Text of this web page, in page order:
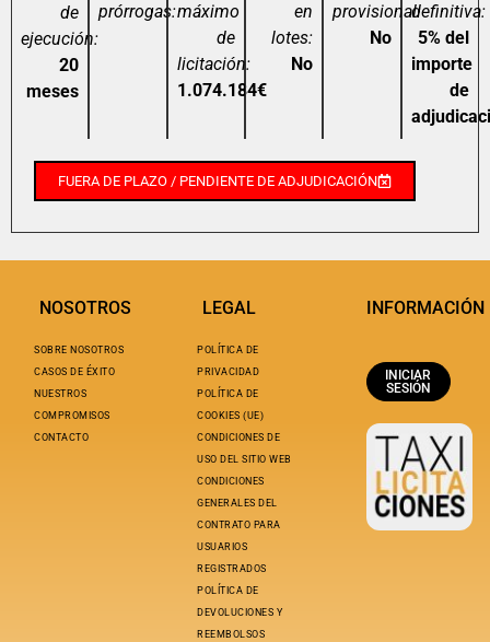
de
ejecución:
20
meses
prórrogas:máximo
de
licitación:
1.074.184€
en
lotes:
No
provisional:
No
definitiva:
5% del
importe
de
FUERA DE PLAZO / PENDIENTE DE ADJUDICACIÓN
NOSOTROS
SOBRE NOSOTROS
CASOS DE ÉXITO
NUESTROS
COMPROMISOS
CONTACTO
LEGAL
POLÍTICA DE
PRIVACIDAD
POLÍTICA DE
COOKIES (UE)
CONDICIONES DE
USO DEL SITIO WEB
CONDICIONES
GENERALES DEL
CONTRATO PARA
USUARIOS
REGISTRADOS
POLÍTICA DE
DEVOLUCIONES Y
REEMBOLSOS
INFORMACIÓN
INICIAR
SESIÓN